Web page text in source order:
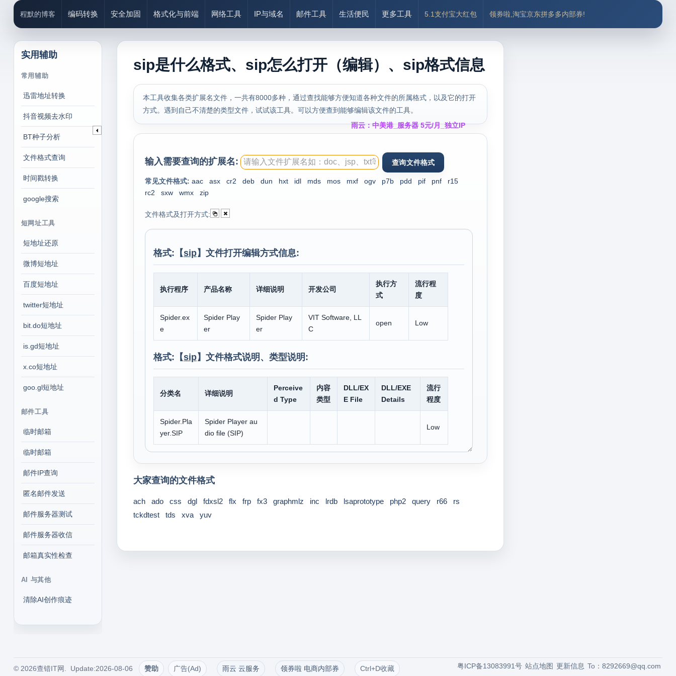
程默的博客 编码转换 安全加固 格式化与前端 网络工具 IP与域名 邮件工具 生活便民 更多工具 5.1支付宝大红包 领券啦,淘宝京东拼多多内部券!
实用辅助
常用辅助
迅雷地址转换
抖音视频去水印
BT种子分析
文件格式查询
时间戳转换
google搜索
短网址工具
短地址还原
微博短地址
百度短地址
twitter短地址
bit.do短地址
is.gd短地址
x.co短地址
goo.gl短地址
邮件工具
临时邮箱
临时邮箱
邮件IP查询
匿名邮件发送
邮件服务器测试
邮件服务器收信
邮箱真实性检查
AI 与其他
清除AI创作痕迹
sip是什么格式、sip怎么打开（编辑）、sip格式信息
本工具收集各类扩展名文件，一共有8000多种，通过查找能够方便知道各种文件的所属格式，以及它的打开
方式。遇到自己不清楚的类型文件，试试该工具。可以方便查到能够编辑该文件的工具。
雨云：中美港_服务器 5元/月_独立IP
输入需要查询的扩展名:
常见文件格式: aac asx cr2 deb dun hxt idl mds mos mxf ogv p7b pdd pif pnf
r15
rc2
sxw wmx zip
文件格式及打开方式:
格式:【sip】文件打开编辑方式信息:
执行程序 产品名称 详细说明 开发公司
执行方
式
流行程
度
Spider.ex
e
Spider Play
er
Spider Play
er
VIT Software, LL
C
open Low
格式:【sip】文件格式说明、类型说明:
分类名 详细说明
Perceive
d Type
内容
类型
DLL/EX
E File
DLL/EXE
Details
流行
程度
Spider.Pla
yer.SIP
Spider Player au
dio file (SIP)
Low
大家查询的文件格式
ach ado css dgl fdxsl2 flx frp fx3 graphmlz inc lrdb lsaprototype php2 query r66
rs
tckdtest
tds xva yuv
© 2026查错IT网. Update:2026-08-06 赞助 广告(Ad) 雨云 云服务 领券啦 电商内部券 Ctrl+D收藏 To：8292669@qq.com
更新信息
站点地图
粤ICP备13083991号